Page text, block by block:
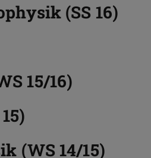
(SS 16)
15/16)
(WS 14/15)